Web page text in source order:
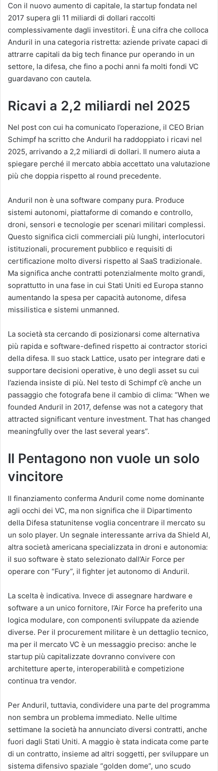
Con il nuovo aumento di capitale, la startup fondata nel
2017 supera gli 11 miliardi di dollari raccolti
complessivamente dagli investitori. È una cifra che colloca
Anduril in una categoria ristretta: aziende private capaci di
attrarre capitali da big tech finance pur operando in un
settore, la difesa, che fino a pochi anni fa molti fondi VC
guardavano con cautela.
Ricavi a 2,2 miliardi nel 2025
Nel post con cui ha comunicato l’operazione, il CEO Brian
Schimpf ha scritto che Anduril ha raddoppiato i ricavi nel
2025, arrivando a 2,2 miliardi di dollari. Il numero aiuta a
spiegare perché il mercato abbia accettato una valutazione
più che doppia rispetto al round precedente.
Anduril non è una software company pura. Produce
sistemi autonomi, piattaforme di comando e controllo,
droni, sensori e tecnologie per scenari militari complessi.
Questo significa cicli commerciali più lunghi, interlocutori
istituzionali, procurement pubblico e requisiti di
certificazione molto diversi rispetto al SaaS tradizionale.
Ma significa anche contratti potenzialmente molto grandi,
soprattutto in una fase in cui Stati Uniti ed Europa stanno
aumentando la spesa per capacità autonome, difesa
missilistica e sistemi unmanned.
La società sta cercando di posizionarsi come alternativa
più rapida e software-defined rispetto ai contractor storici
della difesa. Il suo stack Lattice, usato per integrare dati e
supportare decisioni operative, è uno degli asset su cui
l’azienda insiste di più. Nel testo di Schimpf c’è anche un
passaggio che fotografa bene il cambio di clima: “When we
founded Anduril in 2017, defense was not a category that
attracted significant venture investment. That has changed
meaningfully over the last several years”.
Il Pentagono non vuole un solo
vincitore
Il finanziamento conferma Anduril come nome dominante
agli occhi dei VC, ma non significa che il Dipartimento
della Difesa statunitense voglia concentrare il mercato su
un solo player. Un segnale interessante arriva da Shield AI,
altra società americana specializzata in droni e autonomia:
il suo software è stato selezionato dall’Air Force per
operare con “Fury”, il fighter jet autonomo di Anduril.
La scelta è indicativa. Invece di assegnare hardware e
software a un unico fornitore, l’Air Force ha preferito una
logica modulare, con componenti sviluppate da aziende
diverse. Per il procurement militare è un dettaglio tecnico,
ma per il mercato VC è un messaggio preciso: anche le
startup più capitalizzate dovranno convivere con
architetture aperte, interoperabilità e competizione
continua tra vendor.
Per Anduril, tuttavia, condividere una parte del programma
non sembra un problema immediato. Nelle ultime
settimane la società ha annunciato diversi contratti, anche
fuori dagli Stati Uniti. A maggio è stata indicata come parte
di un contratto, insieme ad altri soggetti, per sviluppare un
sistema difensivo spaziale “golden dome”, uno scudo